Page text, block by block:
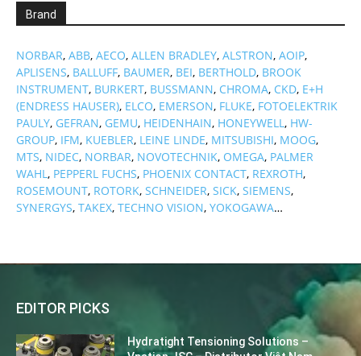
Brand
NORBAR, ABB, AECO, ALLEN BRADLEY, ALSTRON, AOIP,
APLISENS, BALLUFF, BAUMER, BEI, BERTHOLD, BROOK
INSTRUMENT, BURKERT, BUSSMANN, CHROMA, CKD, E+H
(ENDRESS HAUSER), ELCO, EMERSON, FLUKE, FOTOELEKTRIK
PAULY, GEFRAN, GEMU, HEIDENHAIN, HONEYWELL , HW-
GROUP, IFM, KUEBLER, LEINE LINDE, MITSUBISHI, MOOG,
MTS, NIDEC, NORBAR, NOVOTECHNIK, OMEGA, PALMER
WAHL , PEPPERL FUCHS, PHOENIX CONTACT, REXROTH,
ROSEMOUNT, ROTORK, SCHNEIDER, SICK, SIEMENS,
SYNERGYS, TAKEX, TECHNO VISION, YOKOGAWA…
EDITOR PICKS
Hydratight Tensioning Solutions –